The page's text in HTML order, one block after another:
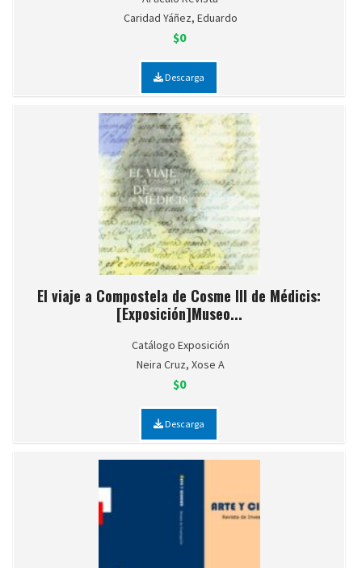
Caridad Yáñez, Eduardo
$0
Descarga
El viaje a Compostela de Cosme III de Médicis:
[Exposición]Museo...
Catálogo Exposición
Neira Cruz, Xose A
$0
Descarga